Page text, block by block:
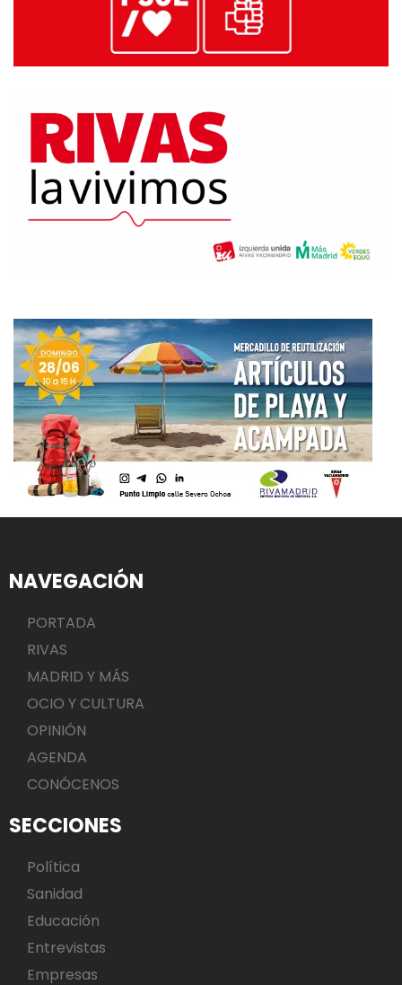
NAVEGACIÓN
PORTADA
RIVAS
MADRID Y MÁS
OCIO Y CULTURA
OPINIÓN
AGENDA
CONÓCENOS
SECCIONES
Política
Sanidad
Educación
Entrevistas
Empresas